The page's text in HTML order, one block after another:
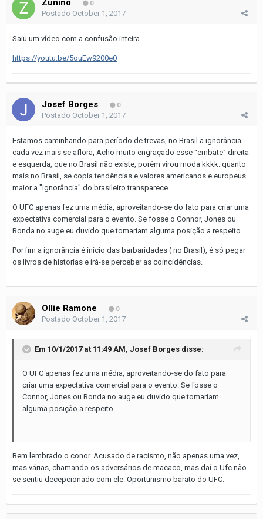
Zunino 0
Postado October 1, 2017
Saiu um vídeo com a confusão inteira
https://youtu.be/5ouEw9200e0
Josef Borges 0
Postado October 1, 2017
Estamos caminhando para período de trevas, no Brasil a ignorância
cada vez mais se aflora, Acho muito engraçado esse °embate° direita
e esquerda, que no Brasil não existe, porém virou moda kkkk. quanto
mais no Brasil, se copia tendências e valores americanos e europeus
maior a "ignorância" do brasileiro transparece.
O UFC apenas fez uma média, aproveitando-se do fato para criar uma
expectativa comercial para o evento. Se fosse o Connor, Jones ou
Ronda no auge eu duvido que tomariam alguma posição a respeito.
Por fim a ignorância é inicio das barbaridades ( no Brasil), é só pegar
os livros de historias e irá-se perceber as coincidências.
Ollie Ramone 0
Postado October 1, 2017
Em 10/1/2017 at 11:49 AM, Josef Borges disse:
O UFC apenas fez uma média, aproveitando-se do fato para
criar uma expectativa comercial para o evento. Se fosse o
Connor, Jones ou Ronda no auge eu duvido que tomariam
alguma posição a respeito.
Bem lembrado o conor. Acusado de racismo, não apenas uma vez,
mas várias, chamando os adversários de macaco, mas daí o Ufc não
se sentiu decepcionado com ele. Oportunismo barato do UFC.